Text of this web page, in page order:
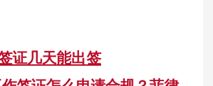
证几天能出签